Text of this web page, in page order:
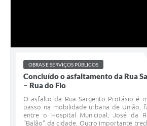
OBRAS E SERVIÇOS PÚBLICOS
Concluído o asfaltamento da Rua
– Rua do Fio
O asfalto da Rua Sargento Protásio é
passo na mobilidade urbana de União,
entre o Hospital Municipal, José da
“Balão” da cidade. Outro importante